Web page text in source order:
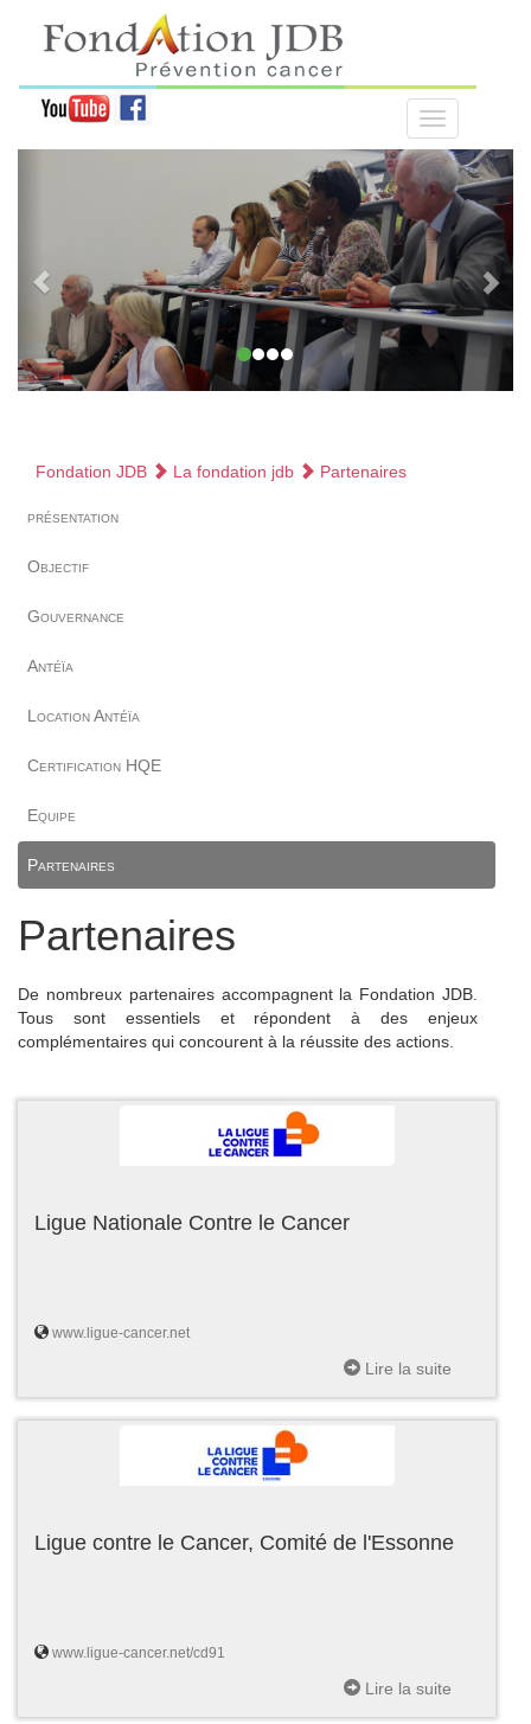
Fondation JDB La fondation jdb Partenaires
présentation
Objectif
Gouvernance
Antéïa
Location Antéïa
Certification HQE
Equipe
Partenaires
Partenaires
De nombreux partenaires accompagnent la Fondation JDB.
Tous sont essentiels et répondent à des enjeux
complémentaires qui concourent à la réussite des actions.
Ligue Nationale Contre le Cancer
www.ligue-cancer.net
Lire la suite
Ligue contre le Cancer, Comité de l'Essonne
www.ligue-cancer.net/cd91
Lire la suite